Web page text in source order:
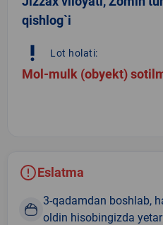
qishlog`i
priority_high Lot holati:
Mol-mulk (obyekt)
Eslatma
3-qadamdan boshlab,
oldin hisobingizda